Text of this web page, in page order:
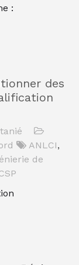
:
des
ANLCI,
de